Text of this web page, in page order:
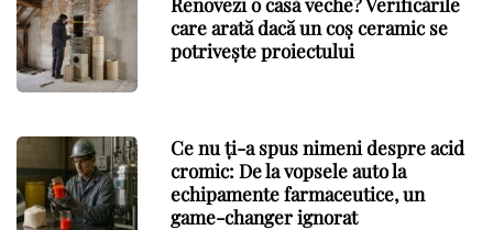
care arată dacă un coș ceramic se
potrivește proiectului
Ce nu ți-a spus nimeni despre acid
cromic: De la vopsele auto la
echipamente farmaceutice, un
game-changer ignorat